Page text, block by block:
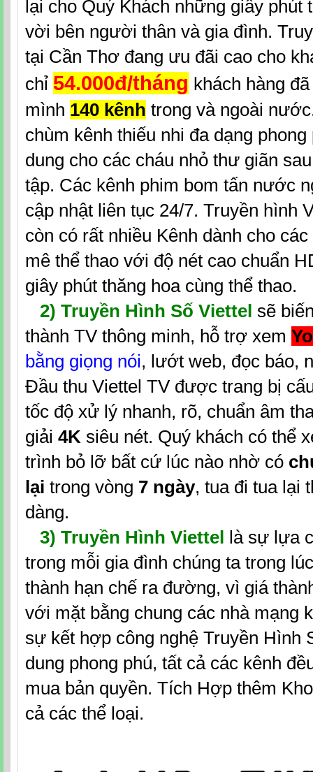
lại cho Quý Khách những giây phút
vời bên người thân và gia đình.
tại Cần Thơ đang ưu đãi cao cho
chỉ 54.000đ/tháng khách hàng
mình 140 kênh trong và ngoài
chùm kênh thiếu nhi đa dạng
dung cho các cháu nhỏ thư giãn
tập. Các kênh phim bom tấn nước
cập nhật liên tục 24/7. Truyền hình
còn có rất nhiều Kênh dành cho
mê thể thao với độ nét cao chuẩn
giây phút thăng hoa cùng thể thao.
2) Truyền Hình Số Viettel sẽ
thành TV thông minh, hỗ trợ xem
bằng giọng nói, lướt web, đọc báo,
Đầu thu Viettel TV được trang bị
tốc độ xử lý nhanh, rõ, chuẩn âm
giải 4K siêu nét. Quý khách có thể
trình bỏ lỡ bất cứ lúc nào nhờ có
lại trong vòng 7 ngày, tua đi tua lại
dàng.
3) Truyền Hình Viettel
là sự lựa
trong mỗi gia đình chúng ta trong
thành hạn chế ra đường, vì giá
với mặt bằng chung các nhà mạng
sự kết hợp công nghệ Truyền Hình
dung phong phú, tất cả các kênh
mua bản quyền. Tích Hợp thêm
cả các thể loại.